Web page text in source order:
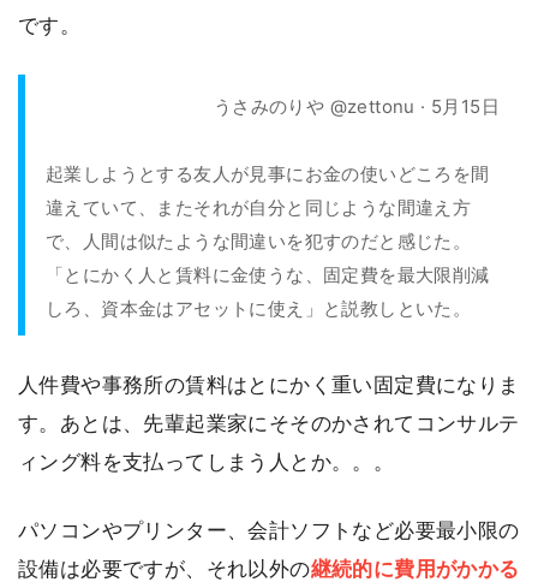
です。
うさみのりや @zettonu · 5月15日
起業しようとする友人が見事にお金の使いどころを間
違えていて、またそれが自分と同じような間違え方
で、人間は似たような間違いを犯すのだと感じた。
「とにかく人と賃料に金使うな、固定費を最大限削減
しろ、資本金はアセットに使え」と説教しといた。
人件費や事務所の賃料はとにかく重い固定費になりま
す。あとは、先輩起業家にそそのかされてコンサルテ
ィング料を支払ってしまう人とか。。。
パソコンやプリンター、会計ソフトなど必要最小限の
設備は必要ですが、それ以外の継続的に費用がかかる